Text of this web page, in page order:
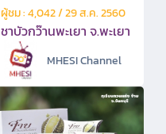
ผู้ชม : 4,042 / 29 ส.ค. 2560
ชาบัวกว๊านพะเยา จ.พะเยา
MHESI Channel